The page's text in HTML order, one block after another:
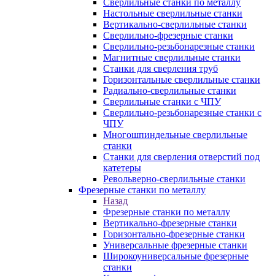
Сверлильные станки по металлу
Настольные сверлильные станки
Вертикально-сверлильные станки
Сверлильно-фрезерные станки
Сверлильно-резьбонарезные станки
Магнитные сверлильные станки
Станки для сверления труб
Горизонтальные сверлильные станки
Радиально-сверлильные станки
Сверлильные станки с ЧПУ
Сверлильно-резьбонарезные станки с
ЧПУ
Многошпиндельные сверлильные
станки
Станки для сверления отверстий под
катетеры
Револьверно-сверлильные станки
Фрезерные станки по металлу
Назад
Фрезерные станки по металлу
Вертикально-фрезерные станки
Горизонтально-фрезерные станки
Универсальные фрезерные станки
Широкоуниверсальные фрезерные
станки